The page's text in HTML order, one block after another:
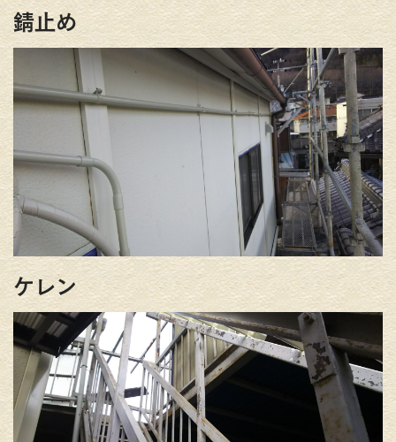
錆止め
ケレン